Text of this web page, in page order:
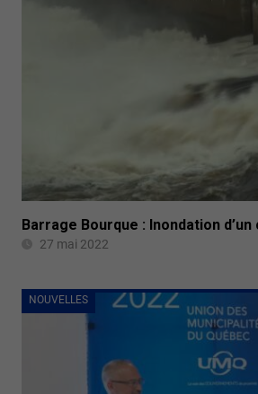
Barrage Bourque : Inondation
27 mai 2022
NOUVELLES